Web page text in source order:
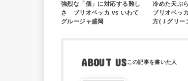
強烈な「個」に対応する難し
さ ブリオベッカ vs いわて
グルージャ盛岡
冷めた天ぷ
ブリオベッ
方(Ｊグリー
ABOUT US